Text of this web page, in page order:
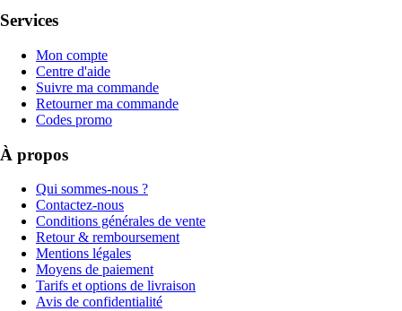
Services
Mon compte
Centre d'aide
Suivre ma commande
Retourner ma commande
Codes promo
À propos
Qui sommes-nous ?
Contactez-nous
Conditions générales de vente
Retour & remboursement
Mentions légales
Moyens de paiement
Tarifs et options de livraison
Avis de confidentialité